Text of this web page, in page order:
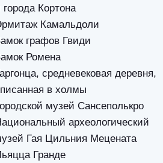
города Кортона
Камальдоли
графов Гвиди
Ромена
средневековая деревня,
в холмы
музей Сансеполькро
археологический
Гая Цильния Мецената
Гранде